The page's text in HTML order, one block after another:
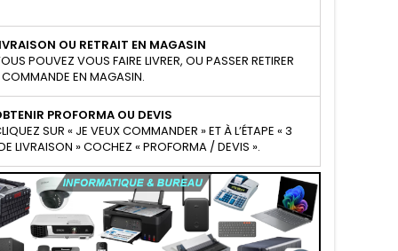
OU RETRAIT EN MAGASIN
POUVEZ VOUS FAIRE LIVRER, OU PASSER RETIRER
EN MAGASIN.
PROFORMA OU DEVIS
SUR « JE VEUX COMMANDER » ET À L’ÉTAPE « 3
LIVRAISON » COCHEZ « PROFORMA / DEVIS ».